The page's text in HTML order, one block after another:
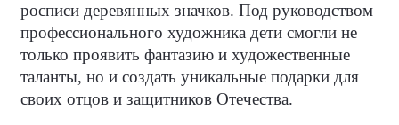
росписи деревянных значков. Под руководством
профессионального художника дети смогли не
только проявить фантазию и художественные
таланты, но и создать уникальные подарки для
своих отцов и защитников Отечества.